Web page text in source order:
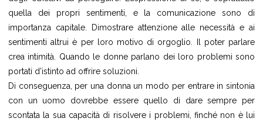
quella dei propri sentimenti, e la comunicazione sono di
importanza capitale. Dimostrare attenzione alle necessità e ai
sentimenti altrui è per loro motivo di orgoglio. Il poter parlare
crea intimità. Quando le donne parlano dei loro problemi sono
portati d’istinto ad offrire soluzioni.
Di conseguenza, per una donna un modo per entrare in sintonia
con un uomo dovrebbe essere quello di dare sempre per
scontata la sua capacità di risolvere i problemi, finché non è lui